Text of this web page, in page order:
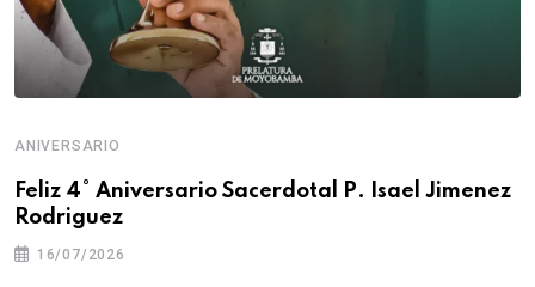
ANIVERSARIO
Feliz 4° Aniversario Sacerdotal P. Isael Jimenez
Rodriguez
16/07/2026